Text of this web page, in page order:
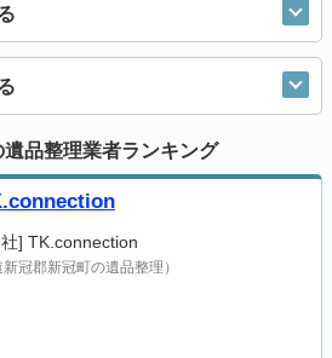
品整理業者ランキング
] TK.connection
新冠郡新冠町の遺品整理）